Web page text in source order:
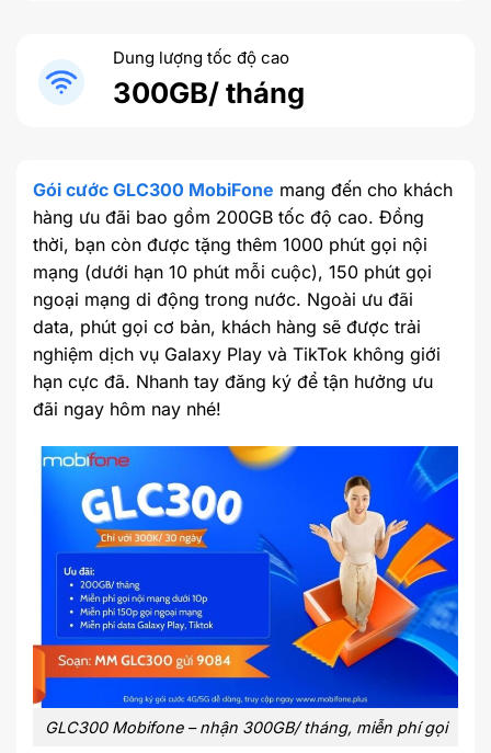
Dung lượng tốc độ cao
300GB/ tháng
Gói cước GLC300 MobiFone mang đến cho khách
hàng ưu đãi bao gồm 200GB tốc độ cao. Đồng
thời, bạn còn được tặng thêm 1000 phút gọi nội
mạng (dưới hạn 10 phút mỗi cuộc), 150 phút gọi
ngoại mạng di động trong nước. Ngoài ưu đãi
data, phút gọi cơ bản, khách hàng sẽ được trải
nghiệm dịch vụ Galaxy Play và TikTok không giới
hạn cực đã. Nhanh tay đăng ký để tận hưởng ưu
đãi ngay hôm nay nhé!
GLC300 Mobifone – nhận 300GB/ tháng, miễn phí gọi